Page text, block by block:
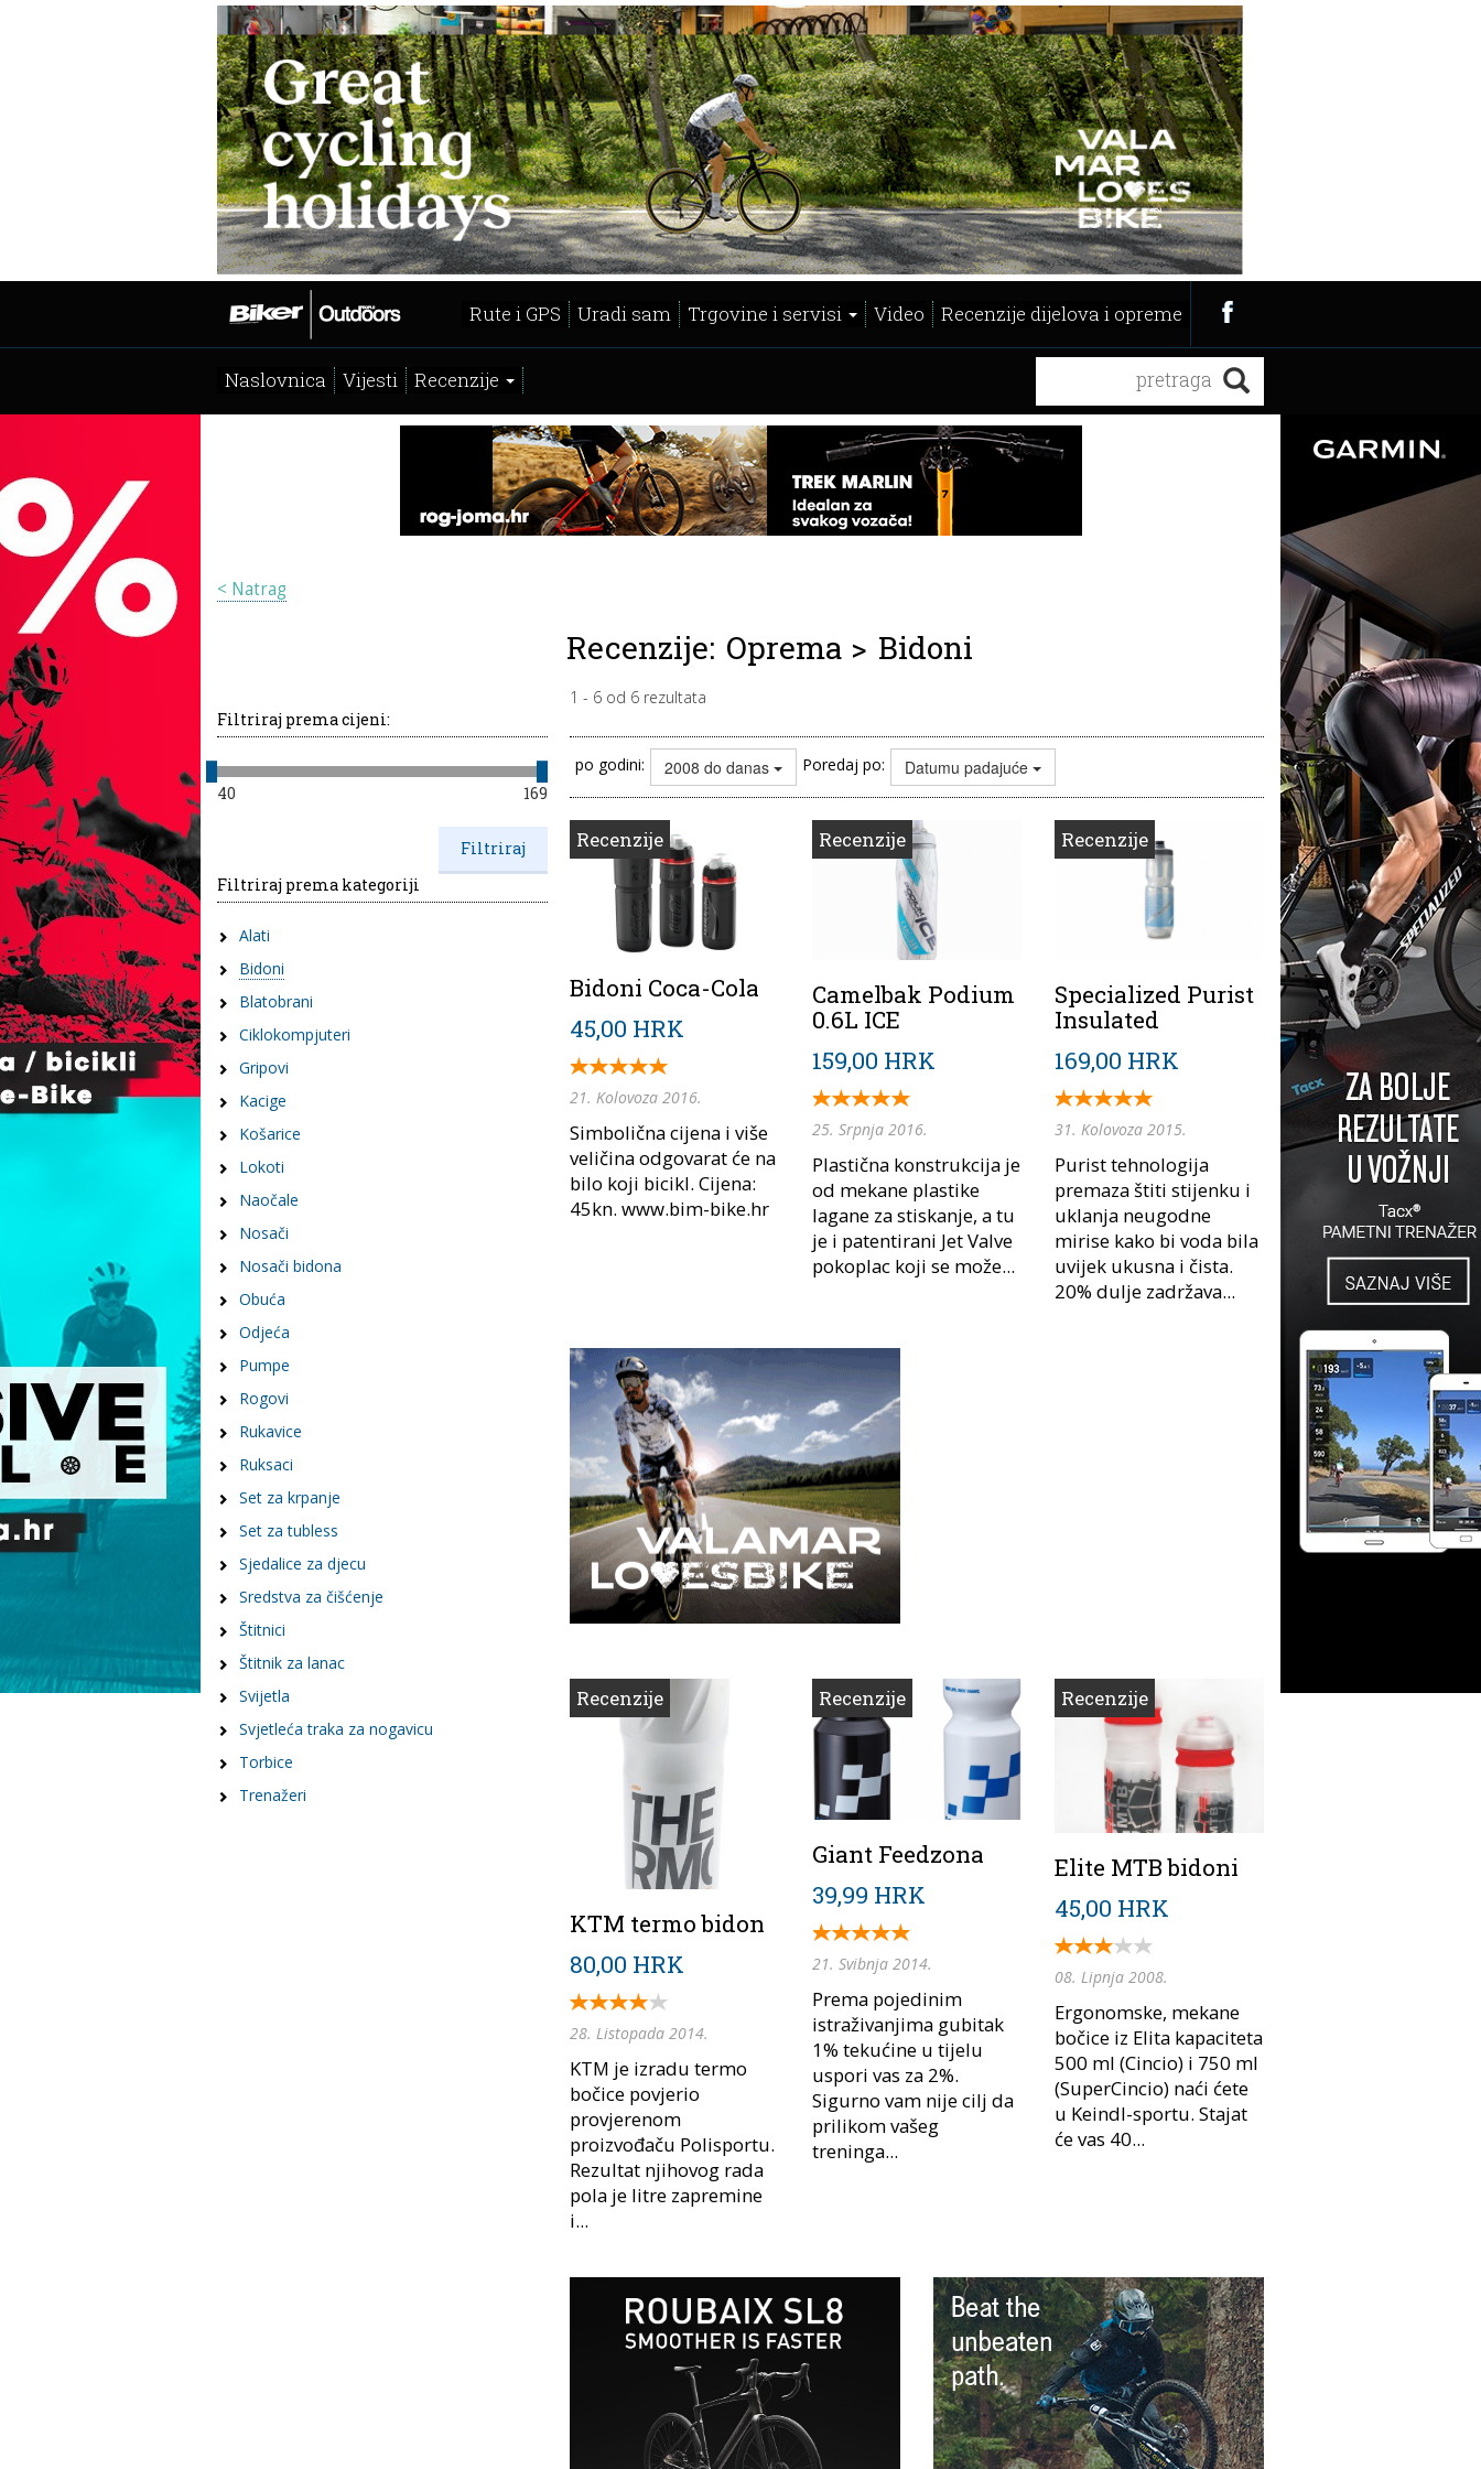
Rute i GPS Uradi sam Trgovine i servisi Video Recenzije dijelova i opreme
Naslovnica Vijesti Recenzije
< Natrag
Recenzije: Oprema > Bidoni
1 - 6 od 6 rezultata
Filtriraj prema cijeni:
40 169
Filtriraj prema kategoriji
Alati
Bidoni
Blatobrani
Ciklokompjuteri
Gripovi
Kacige
Košarice
Lokoti
Naočale
Nosači
Nosači bidona
Obuća
Odjeća
Pumpe
Rogovi
Rukavice
Ruksaci
Set za krpanje
Set za tubless
Sjedalice za djecu
Sredstva za čišćenje
Štitnici
Štitnik za lanac
Svijetla
Svjetleća traka za nogavicu
Torbice
Trenažeri
po godini: 2008 do danas Poredaj po: Datumu padajuće
Recenzije
Bidoni Coca-Cola
45,00 HRK
21. Kolovoza 2016.
Simbolična cijena i više
veličina odgovarat će na
bilo koji bicikl. Cijena:
45kn. www.bim-bike.hr
Recenzije
Camelbak Podium
0.6L ICE
159,00 HRK
25. Srpnja 2016.
Plastična konstrukcija je
od mekane plastike
lagane za stiskanje, a tu
je i patentirani Jet Valve
pokoplac koji se može...
Recenzije
Specialized Purist
Insulated
169,00 HRK
31. Kolovoza 2015.
Purist tehnologija
premaza štiti stijenku i
uklanja neugodne
mirise kako bi voda bila
uvijek ukusna i čista.
20% dulje zadržava...
Recenzije
KTM termo bidon
80,00 HRK
28. Listopada 2014.
KTM je izradu termo
bočice povjerio
provjerenom
proizvođaču Polisportu.
Rezultat njihovog rada
pola je litre zapremine
i...
Recenzije
Giant Feedzona
39,99 HRK
21. Svibnja 2014.
Prema pojedinim
istraživanjima gubitak
1% tekućine u tijelu
uspori vas za 2%.
Sigurno vam nije cilj da
prilikom vašeg
treninga...
Recenzije
Elite MTB bidoni
45,00 HRK
08. Lipnja 2008.
Ergonomske, mekane
bočice iz Elita kapaciteta
500 ml (Cincio) i 750 ml
(SuperCincio) naći ćete
u Keindl-sportu. Stajat
će vas 40...